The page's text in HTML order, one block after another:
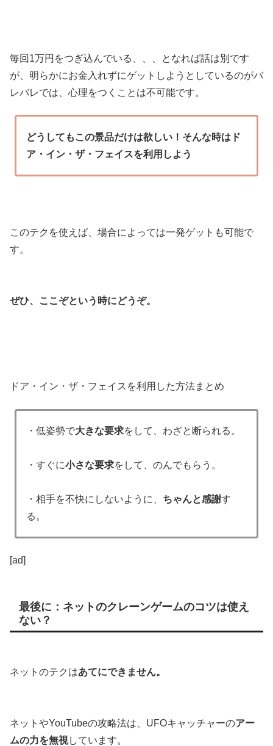
毎回1万円をつぎ込んでいる、、、となれば話は別です
が、明らかにお金入れずにゲットしようとしているのがバ
レバレでは、心理をつくことは不可能です。
どうしてもこの景品だけは欲しい！そんな時はド
ア・イン・ザ・フェイスを利用しよう
このテクを使えば、場合によっては一発ゲットも可能で
す。
ぜひ、ここぞという時にどうぞ。
ドア・イン・ザ・フェイスを利用した方法まとめ
・低姿勢で大きな要求をして、わざと断られる。
・すぐに小さな要求をして、のんでもらう。
・相手を不快にしないように、 ちゃんと感謝す
る。
[ad]
最後に：ネットのクレーンゲームのコツは使え
ない？
ネットのテクはあてにできません。
ネットやYouTubeの攻略法は、UFOキャッチャーのアー
ムの力を無視しています。